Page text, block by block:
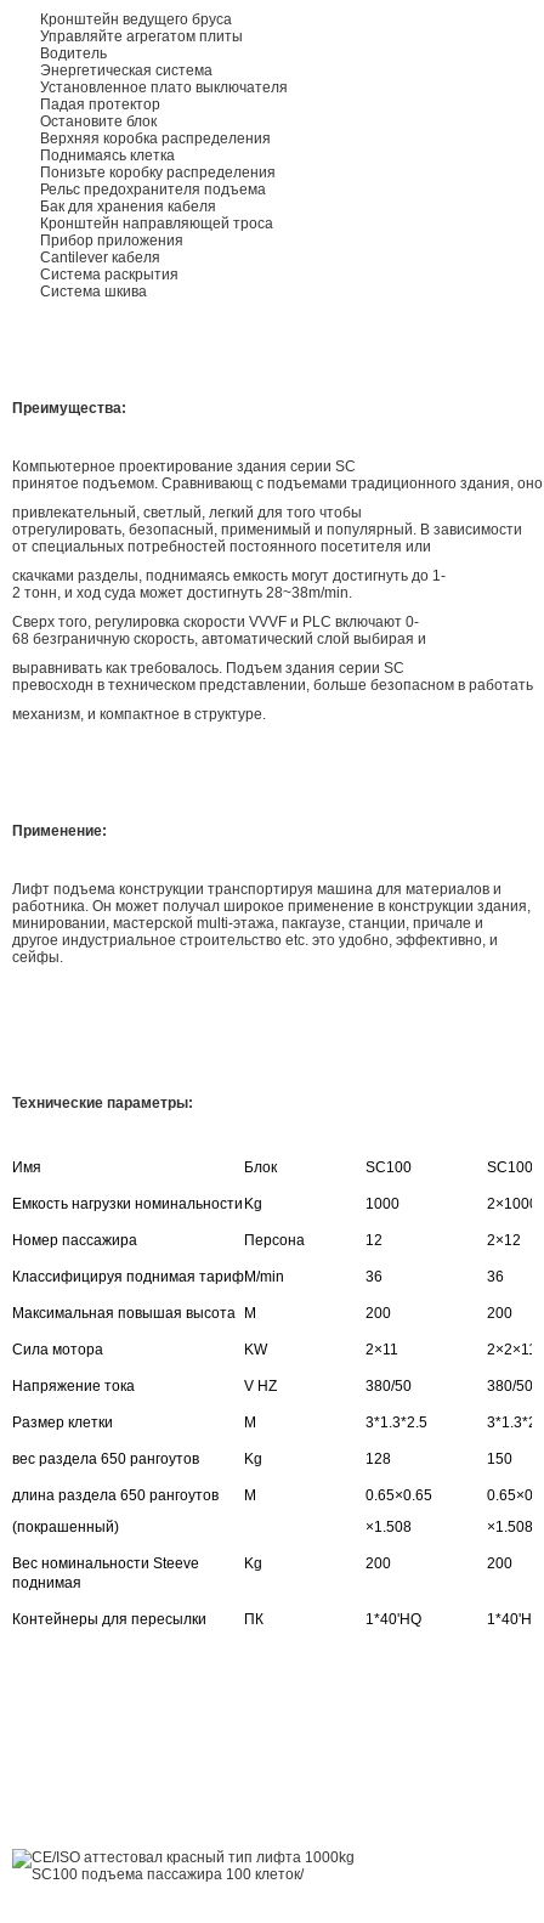
Кронштейн ведущего бруса
Управляйте агрегатом плиты
Водитель
Энергетическая система
Установленное плато выключателя
Падая протектор
Остановите блок
Верхняя коробка распределения
Поднимаясь клетка
Понизьте коробку распределения
Рельс предохранителя подъема
Бак для хранения кабеля
Кронштейн направляющей троса
Прибор приложения
Cantilever кабеля
Система раскрытия
Система шкива
Преимущества:
Компьютерное проектирование здания серии SC
принятое подъемом. Сравнивающ с подъемами традиционного здания,
привлекательный, светлый, легкий для того чтобы
отрегулировать, безопасный, применимый и популярный. В зависимости
от специальных потребностей постоянного посетителя или
скачками разделы, поднимаясь емкость могут достигнуть до 1-
2 тонн, и ход суда может достигнуть 28~38m/min.
Сверх того, регулировка скорости VVVF и PLC включают 0-
68 безграничную скорость, автоматический слой выбирая и
выравнивать как требовалось. Подъем здания серии SC
превосходн в техническом представлении, больше безопасном в работать
механизм, и компактное в структуре.
Применение:
Лифт подъема конструкции транспортируя машина для материалов и
работника. Он может получал широкое применение в конструкции здания,
минировании, мастерской multi-этажа, пакгаузе, станции, причале и
другое индустриальное строительство etc. это удобно, эффективно, и
сейфы.
Технические параметры:
Имя Блок SC100 SC100/
Емкость нагрузки номинальности Kg 1000 2×1000
Номер пассажира Персона 12 2×12
Классифицируя поднимая тарифM/min 36 36
Максимальная повышая высота M 200 200
Сила мотора KW 2×11 2×2×11
Напряжение тока V HZ 380/50 380/50
Размер клетки M 3*1.3*2.5
вес раздела 650 рангоутов Kg 128 150
длина раздела 650 рангоутов
(покрашенный)
M
0.65×0.65
×1.508
×1.508
Вес номинальности Steeve
поднимая
Kg 200 200
Контейнеры для пересылки ПК 1*40'HQ 1*40'HQ